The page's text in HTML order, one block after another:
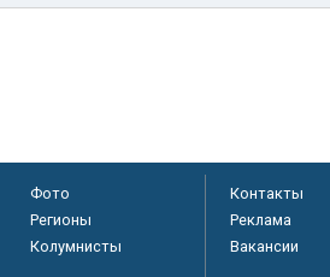
Фото
Регионы
Колумнисты
Контакты
Реклама
Вакансии